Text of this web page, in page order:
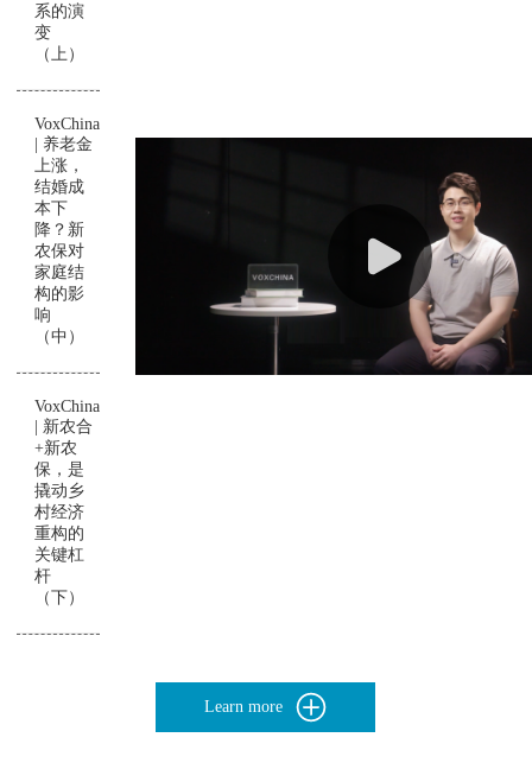
系的演
变
（上）
VoxChina
| 养老金
上涨，
结婚成
本下
降？新
农保对
家庭结
构的影
响
（中）
VoxChina
| 新农合
+新农
保，是
撬动乡
村经济
重构的
关键杠
杆
（下）
Learn more